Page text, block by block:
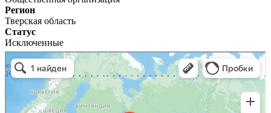
Регион
Тверская область
Статус
Исключенные